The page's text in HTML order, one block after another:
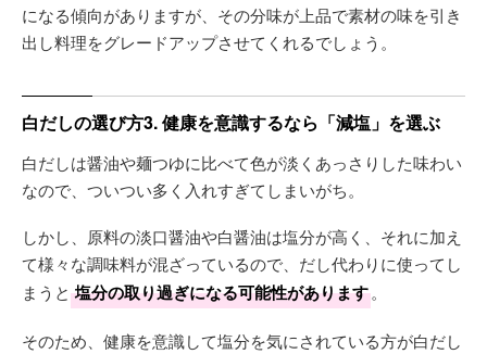
になる傾向がありますが、その分味が上品で素材の味を引き
出し料理をグレードアップさせてくれるでしょう。
白だしの選び方3. 健康を意識するなら「減塩」を選ぶ
白だしは醤油や麺つゆに比べて色が淡くあっさりした味わい
なので、ついつい多く入れすぎてしまいがち。
しかし、原料の淡口醤油や白醤油は塩分が高く、それに加え
て様々な調味料が混ざっているので、だし代わりに使ってし
まうと 塩分の取り過ぎになる可能性があります。
そのため、健康を意識して塩分を気にされている方が白だし